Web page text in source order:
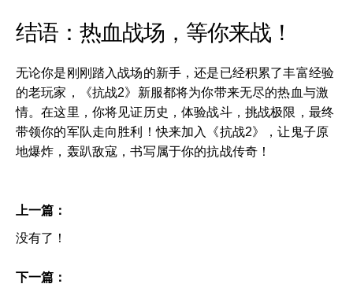
结语：热血战场，等你来战！
无论你是刚刚踏入战场的新手，还是已经积累了丰富经验
的老玩家，《抗战2》新服都将为你带来无尽的热血与激
情。在这里，你将见证历史，体验战斗，挑战极限，最终
带领你的军队走向胜利！快来加入《抗战2》，让鬼子原
地爆炸，轰趴敌寇，书写属于你的抗战传奇！
上一篇：
没有了！
下一篇：